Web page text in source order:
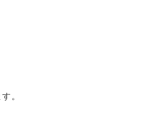
。